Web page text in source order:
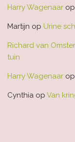
Harry Wagenaar op
Martijn op Urine
Richard van Omster
tuin
Harry Wagenaar op
Cynthia op Van